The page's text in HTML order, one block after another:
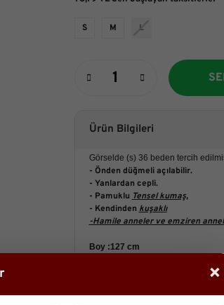
×
S M L
Ürün Bilgileri
Görselde (s) 36 beden tercih
- Önden düğmeli açılabilir.
- Yanlardan cepli.
- Pamuklu Tensel kumaş,
- Kendinden kuşaklı
-Hamile anneler ve emziren
Boy :127 cm
Bel :67cm